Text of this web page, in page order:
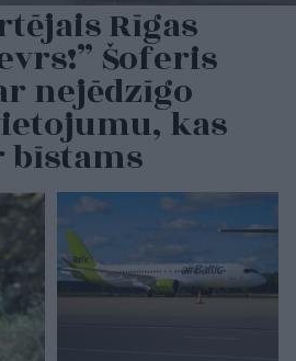
Rīgas
Šoferis
nejēdzīgo
kas
bīstams